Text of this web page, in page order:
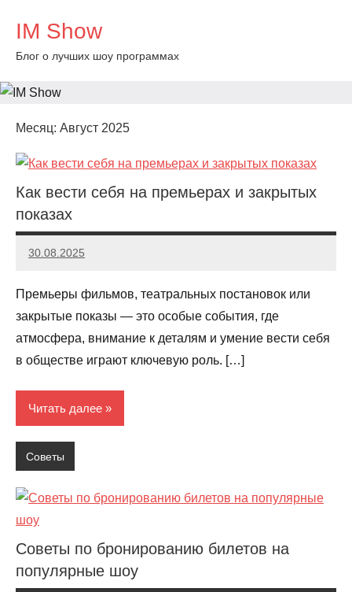
содержимому
IM Show
Блог о лучших шоу программах
Месяц: Август 2025
Как вести себя на премьерах и закрытых
показах
30.08.2025
Evangeline
Премьеры фильмов, театральных постановок или
закрытые показы — это особые события, где
атмосфера, внимание к деталям и умение вести себя
в обществе играют ключевую роль. […]
Читать далее
Советы
Советы по бронированию билетов на
популярные шоу